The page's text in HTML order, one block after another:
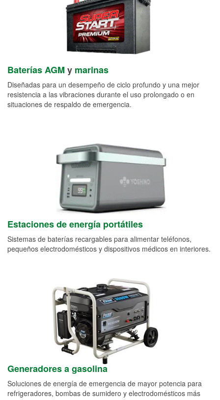
Baterías AGM y marinas
Diseñadas para un desempeño de ciclo profundo y una mejor
resistencia a las vibraciones durante el uso prolongado o en
situaciones de respaldo de emergencia.
Estaciones de energía portátiles
Sistemas de baterías recargables para alimentar teléfonos,
pequeños electrodomésticos y dispositivos médicos en interiores.
Generadores a gasolina
Soluciones de energía de emergencia de mayor potencia para
refrigeradores, bombas de sumidero y electrodomésticos más